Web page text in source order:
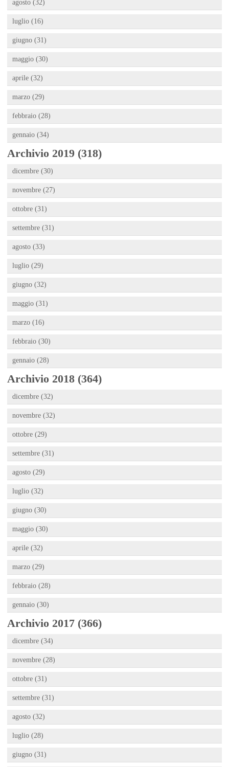
agosto (32)
luglio (16)
giugno (31)
maggio (30)
aprile (32)
marzo (29)
febbraio (28)
gennaio (34)
Archivio 2019 (318)
dicembre (30)
novembre (27)
ottobre (31)
settembre (31)
agosto (33)
luglio (29)
giugno (32)
maggio (31)
marzo (16)
febbraio (30)
gennaio (28)
Archivio 2018 (364)
dicembre (32)
novembre (32)
ottobre (29)
settembre (31)
agosto (29)
luglio (32)
giugno (30)
maggio (30)
aprile (32)
marzo (29)
febbraio (28)
gennaio (30)
Archivio 2017 (366)
dicembre (34)
novembre (28)
ottobre (31)
settembre (31)
agosto (32)
luglio (28)
giugno (31)